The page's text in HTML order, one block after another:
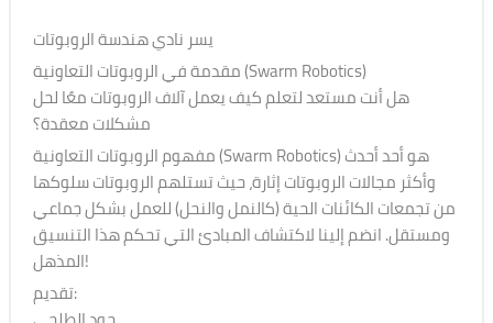
يسر نادي هندسة الروبوتات
مقدمة في الروبوتات التعاونية (Swarm Robotics)
هل أنت مستعد لتعلم كيف يعمل آلاف الروبوتات معًا لحل
مشكلات معقدة؟
مفهوم الروبوتات التعاونية (Swarm Robotics) هو أحد أحدث
وأكثر مجالات الروبوتات إثارة، حيث تستلهم الروبوتات سلوكها
من تجمعات الكائنات الحية (كالنمل والنحل) للعمل بشكل جماعي
ومستقل. انضم إلينا لاكتشاف المبادئ التي تحكم هذا التنسيق
المذهل!
تقديم: